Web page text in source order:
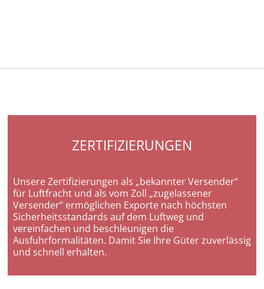
ZERTIFIZIERUNGEN
Unsere Zertifizierungen als „bekannter Versender“
für Luftfracht und als vom Zoll „zugelassener
Versender“ ermöglichen Exporte nach höchsten
Sicherheitsstandards auf dem Luftweg und
vereinfachen und beschleunigen die
Ausfuhrformalitäten. Damit Sie Ihre Güter zuverlässig
und schnell erhalten.